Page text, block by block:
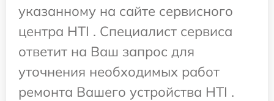
указанному на сайте сервисного
центра HTI . Специалист сервиса
ответит на Ваш запрос для
уточнения необходимых работ
ремонта Вашего устройства HTI .